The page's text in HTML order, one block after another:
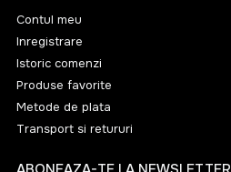
Contul meu
Inregistrare
Istoric comenzi
Produse favorite
Metode de plata
Transport si retururi